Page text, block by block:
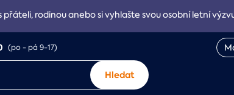
rodinou anebo si vyhlašte svou osobní letní
(po - pá 9-17)
Hledat